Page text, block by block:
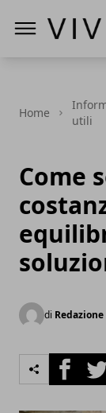
Home
utili
Come
di Redazione
Facebook